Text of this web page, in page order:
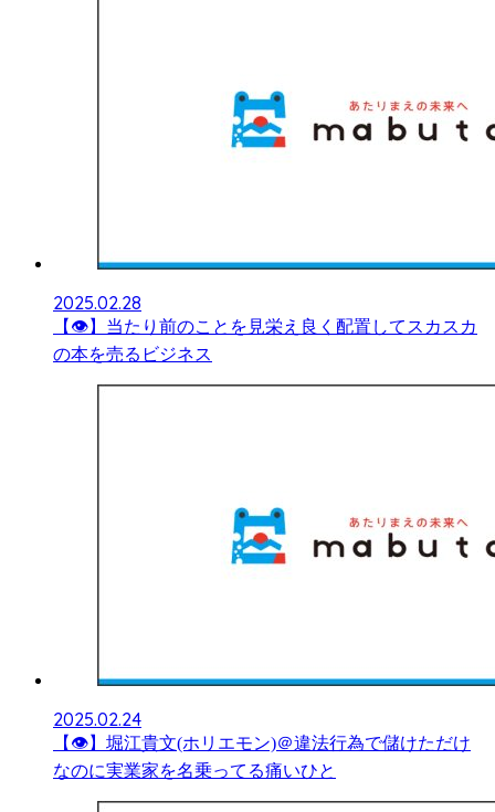
2025.02.28
【👁】当たり前のことを見栄え良く配置してスカスカ
の本を売るビジネス
2025.02.24
【👁】堀江貴文(ホリエモン)＠違法行為で儲けただけ
なのに実業家を名乗ってる痛いひと